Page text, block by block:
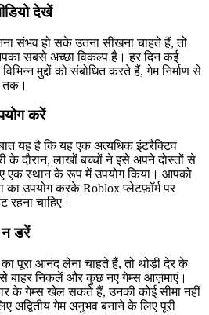
देखें
संभव हो सके उतना सीखना चाहते हैं, तो
सबसे अच्छा विकल्प है। हर दिन कई
मुद्दों को संबोधित करते हैं, गेम निर्माण से
तक।
करें
यह है कि यह एक अत्यधिक इंटरैक्टिव
के दौरान, लाखों बच्चों ने इसे अपने दोस्तों से
एक स्थान के रूप में उपयोग किया। आपको
का उपयोग करके Roblox प्लेटफ़ॉर्म पर
रहना चाहिए।
डरें
पूरा आनंद लेना चाहते हैं, तो थोड़ी देर के
से बाहर निकलें और कुछ नए गेम्स आज़माएं।
के गेम्स खेल सकते हैं, उनकी कोई सीमा नहीं
गेम अनुभव बनाने के लिए पूरी